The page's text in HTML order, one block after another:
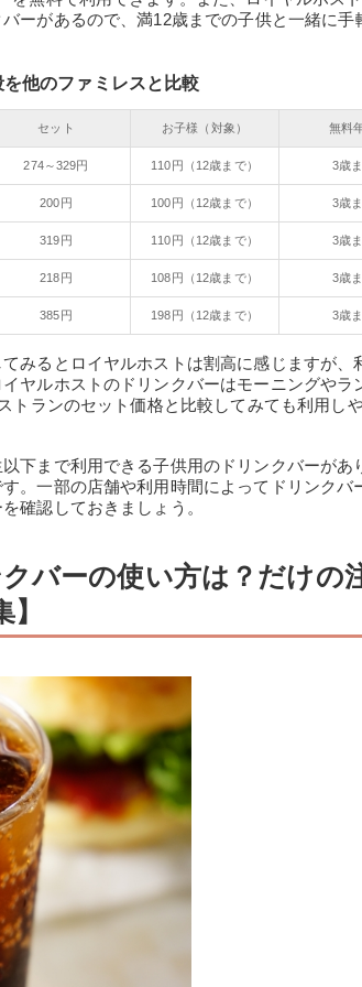
ーがあるので、満12歳までの子供と一緒に手
他のファミレスと比較
セット お子様（対象） 無料
274～329円 110円（12歳まで） 3歳
200円 100円（12歳まで） 3歳
319円 110円（12歳まで） 3歳
218円 108円（12歳まで） 3歳
385円 198円（12歳まで） 3歳
みるとロイヤルホストは割高に感じますが、
ヤルホストのドリンクバーはモーニングやラ
トランのセット価格と比較してみても利用し
下まで利用できる子供用のドリンクバーがあ
。一部の店舗や利用時間によってドリンクバ
確認しておきましょう。
バーの使い方は？だけの